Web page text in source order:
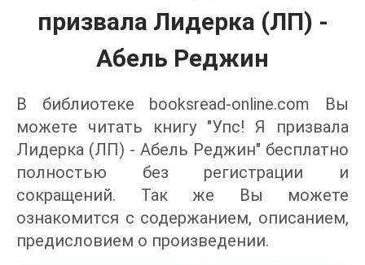
призвала Лидерка (ЛП) -
Абель Реджин
В библиотеке booksread-online.com Вы
можете читать книгу "Упс! Я призвала
Лидерка (ЛП) - Абель Реджин" бесплатно
полностью без регистрации и
сокращений. Так же Вы можете
ознакомится с содержанием, описанием,
предисловием о произведении.